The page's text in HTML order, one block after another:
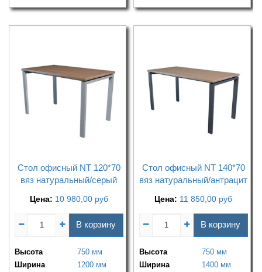
Стол офисный NT 120*70
вяз натуральный/серый
Цена: 10 980,00 руб
В корзину
Высота
750 мм
Ширина
1200 мм
Стол офисный NT 140*70
вяз натуральный/антрацит
Цена: 11 850,00 руб
В корзину
Высота
750 мм
Ширина
1400 мм